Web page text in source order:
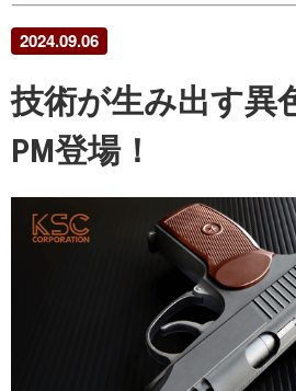
2024.09.06
技術が生み出す異
PM登場！